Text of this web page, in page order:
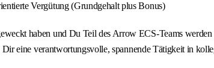
Vergütung (Grundgehalt plus Bonus)
haben und Du Teil des Arrow ECS-Teams
eine verantwortungsvolle, spannende Tätigkeit in